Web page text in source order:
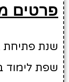
פרטים
שנת פתיחת
שפת לימוד